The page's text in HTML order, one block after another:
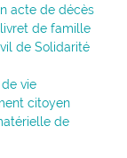
acte de décès
de famille
de Solidarité
vie
citoyen
de